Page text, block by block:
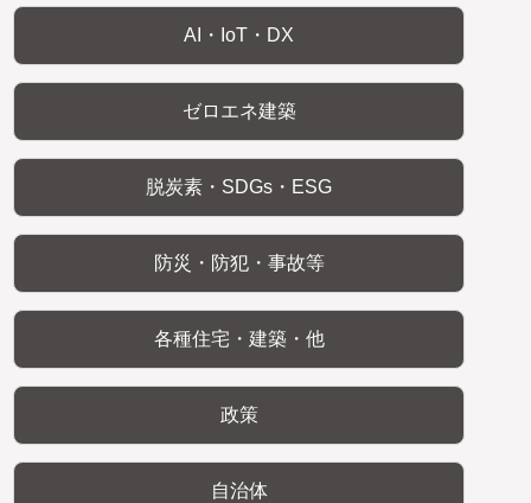
AI・IoT・DX
ゼロエネ建築
脱炭素・SDGs・ESG
防災・防犯・事故等
各種住宅・建築・他
政策
自治体